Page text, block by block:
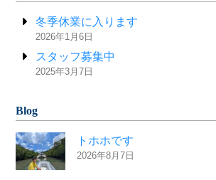
冬季休業に入ります
2026年1月6日
スタッフ募集中
2025年3月7日
Blog
トホホです
2026年8月7日